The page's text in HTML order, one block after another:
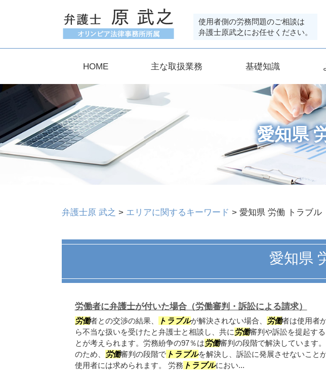
愛知県
使用者側の労務問題のご相談は
弁護士原武之にお任せください。
HOME 主な取扱業務 基礎知識
弁護士原 武之 > エリアに関するキーワード > 愛知県 労働 トラブル
愛知県
労働者に弁護士が付いた場合（労働審判・訴訟による請求）
労働者との交渉の結果、 トラブルが解決されない場合、 労働者は使用者
ら不当な扱いを受けたと弁護士と相談し、共に 労働審判や訴訟を提起する
とが考えられます。労務紛争の97％は労働審判の段階で解決しています
のため、
労働審判の段階でトラブルを解決し、訴訟に発展させないこと
使用者には求められます。 労務 トラブルにおい...